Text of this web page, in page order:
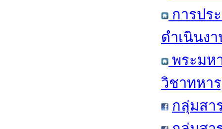
การปร
ดำเนินง
พระมห
วิชาทหา
กลุ่มสา